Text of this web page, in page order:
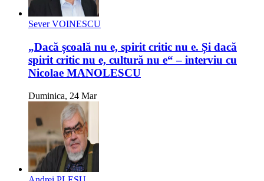
Sever VOINESCU
„Dacă școală nu e, spirit critic nu e. Și dacă
spirit critic nu e, cultură nu e“ – interviu cu
Nicolae MANOLESCU
Duminica, 24 Mar